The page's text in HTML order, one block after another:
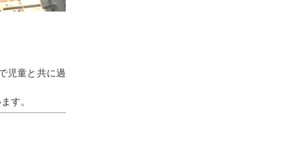
児童と共に過
す。